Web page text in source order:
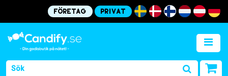
Företag Privat